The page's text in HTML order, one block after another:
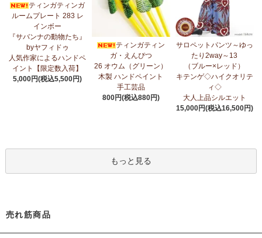
6/30： マルチモバイルポーチ新入荷！『ニッポンの技×アフリカ
の色』
6/30：ティンガティンガ・アート～Sサイズの作品 新入荷！作家
名ごとに2つのカテゴリーでご紹介します
→ 作家名 A―L
→ 作家名 M―Z
アフリカスクワランオイル～100％天然由来成分、無添加～
ウエルネス アロマ カテゴリーに新入荷！
ハイクオリティ◇で仕立てた新作登場！『ニッポンの技×アフリカ
の色』
5/14： アフリカンピアス
荷！～天然素材 環境配慮したエシカル製品～
ティンガティンガ
ルームプレート 283 レ
インボー
『サバンナの動物たち』
byヤフィドゥ
人気作家によるハンドペ
イント【限定数入荷】
5,000円(税込5,500円)
ティンガティン
ガ・えんぴつ
26 オウム（グリーン）
木製 ハンドペイント
手工芸品
800円(税込880円)
サロペットパンツ～ゆっ
たり2way～13
（ブルー×レッド）
キテンゲ◇ハイクオリテ
ィ◇
大人上品シルエット
15,000円(税込16,500円)
もっと見る
売れ筋商品